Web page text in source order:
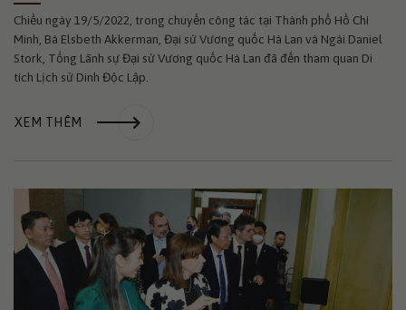
Chiều ngày 19/5/2022, trong chuyến công tác tại Thành phố Hồ Chí
Minh, Bà Elsbeth Akkerman, Đại sứ Vương quốc Hà Lan và Ngài Daniel
Stork, Tổng Lãnh sự Đại sứ Vương quốc Hà Lan đã đến tham quan Di
tích Lịch sử Dinh Độc Lập.
XEM THÊM